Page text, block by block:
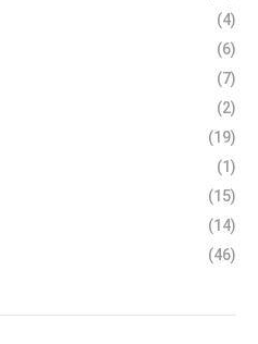
(4)
(6)
(7)
(2)
(19)
(1)
(15)
(14)
(46)